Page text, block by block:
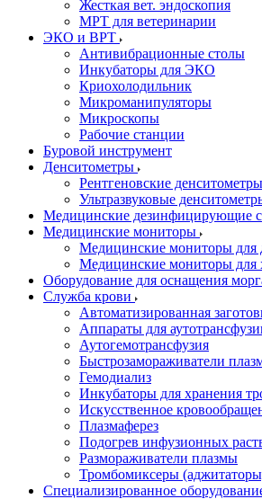
Жесткая вет. эндоскопия
МРТ для ветеринарии
ЭКО и ВРТ
Антивибрационные столы
Инкубаторы для ЭКО
Криохолодильник
Микроманипуляторы
Микроскопы
Рабочие станции
Буровой инструмент
Денситометры
Рентгеновские денситометры
Ультразвуковые
Медицинские дезинфицирующие
Медицинские мониторы
Медицинские мониторы для
Медицинские мониторы для
Оборудование для оснащения
Служба крови
Автоматизированная
Аппараты для
Аутогемотрансфузия
Быстрозамораживатели
Гемодиализ
Инкубаторы для хранения
Искусственное
Плазмаферез
Подогрев инфузионных
Размораживатели плазмы
Тромбомиксеры
Специализированное